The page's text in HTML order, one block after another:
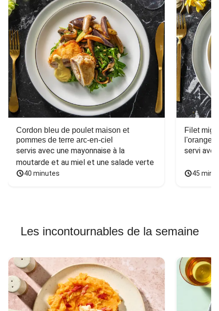
Cordon bleu de poulet maison et
pommes de terre arc-en-ciel
servis avec une mayonnaise à la
moutarde et au miel et une salade verte
40 minutes
Filet
l'orange
servi
45
Les incontournables de la semaine